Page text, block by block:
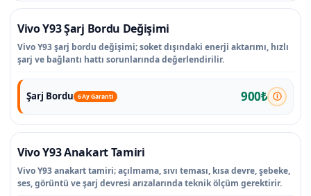
Vivo Y93 Şarj Bordu Değişimi
Vivo Y93 şarj bordu değişimi; soket dışındaki enerji aktarımı, hızlı
şarj ve bağlantı hattı sorunlarında değerlendirilir.
Şarj Bordu 6 Ay Garanti 900₺
Vivo Y93 Anakart Tamiri
Vivo Y93 anakart tamiri; açılmama, sıvı teması, kısa devre, şebeke,
ses, görüntü ve şarj devresi arızalarında teknik ölçüm gerektirir.